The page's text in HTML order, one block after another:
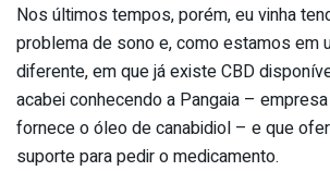
Nos últimos tempos, porém, eu vinha
problema de sono e, como estamos em
diferente, em que já existe CBD
acabei conhecendo a Pangaia –
fornece o óleo de canabidiol – e que
suporte para pedir o medicamento.